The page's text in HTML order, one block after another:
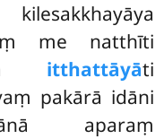
kilesakkhayāya
me natthīti
itthattāyāti
pakārā idāni
aparaṃ